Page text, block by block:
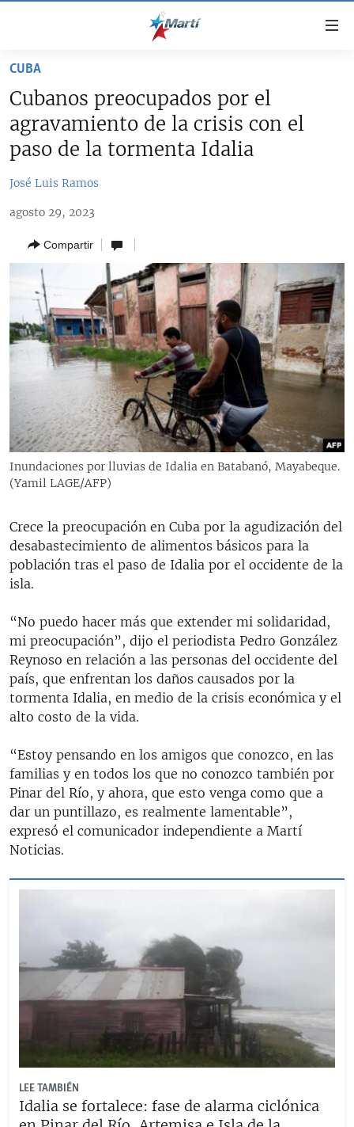
accesibilidad
contenido
principal
navegación
principal
búsqueda
CUBA
SOBRE CUBA
ESTADOS UNIDOS
DEPORTES
ARTE Y ENTRETENIMIENTO
OPINIÓN GRÁFICA
AUDIOVISUALES MARTÍ
RADIO MARTÍ
ESPECIALES
ESPECIALES
LA REALIDAD DE LA VIVIENDA EN CUBA
SER VIEJO EN CUBA
LOS SANTOS DE HIALEAH
DESINFORMACIÓN RUSA EN AMÉRICA LATINA
MULTIMEDIA
EDITORIALES
CUBA
Cubanos preocupados por el
agravamiento de la crisis con el
paso de la tormenta Idalia
José Luis Ramos
agosto 29, 2023
Compartir
Inundaciones por lluvias de Idalia en Batabanó, Mayabeque.
(Yamil LAGE/AFP)
Crece la preocupación en Cuba por la agudización del
desabastecimiento de alimentos básicos para la
población tras el paso de Idalia por el occidente de la
isla.
“No puedo hacer más que extender mi solidaridad,
mi preocupación”, dijo el periodista Pedro González
Reynoso en relación a las personas del occidente del
país, que enfrentan los daños causados por la
tormenta Idalia, en medio de la crisis económica y el
alto costo de la vida.
“Estoy pensando en los amigos que conozco, en las
familias y en todos los que no conozco también por
Pinar del Río, y ahora, que esto venga como que a
dar un puntillazo, es realmente lamentable”,
expresó el comunicador independiente a Martí
Noticias.
LEE TAMBIÉN
Idalia se fortalece: fase de alarma ciclónica